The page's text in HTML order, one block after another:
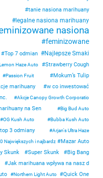
tanie nasiona marihuany
legalne nasiona marihuany
nasiona
feminizowane
Top 7 odmian Najlepsze Smaki
Haze Auto
Strawberry Cough
Passion Fruit
Mokum’s Tulip
marihuany w co inwestować
Akcje Canopy Growth Corporatio
na Sen Big Bud Auto
OG Kush Auto Bubba Kush Auto
top 3 odmiany Arjan's Ultra Haze
Największych i najbardz
Mazar Auto
Skunk Super Skunk
Big Bang
Jak marihuana wpływa na nasz d
Northern Light Auto Quick One